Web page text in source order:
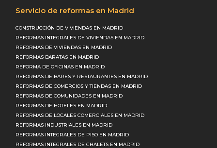
Servicio de reformas en Madrid
CONSTRUCCIÓN DE VIVIENDAS EN MADRID
REFORMAS INTEGRALES DE VIVIENDAS EN MADRID
REFORMAS DE VIVIENDAS EN MADRID
REFORMAS BARATAS EN MADRID
REFORMA DE OFICINAS EN MADRID
REFORMAS DE BARES Y RESTAURANTES EN MADRID
REFORMAS DE COMERCIOS Y TIENDAS EN MADRID
REFORMAS DE COMUNIDADES EN MADRID
REFORMAS DE HOTELES EN MADRID
REFORMAS DE LOCALES COMERCIALES EN MADRID
REFORMAS INDUSTRIALES EN MADRID
REFORMAS INTEGRALES DE PISO EN MADRID
REFORMAS INTEGRALES DE CHALETS EN MADRID